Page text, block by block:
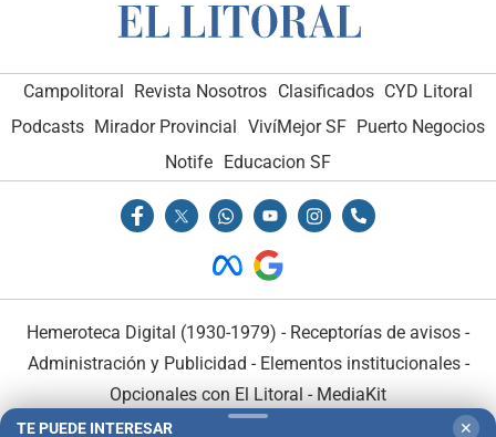
Campolitoral Revista Nosotros Clasificados CYD Litoral
Podcasts Mirador Provincial VivíMejor SF Puerto Negocios
Notife Educacion SF
Hemeroteca Digital (1930-1979) - Receptorías de avisos -
Administración y Publicidad - Elementos institucionales-
Opcionales con El Litoral - MediaKit
TE PUEDE INTERESAR ✕